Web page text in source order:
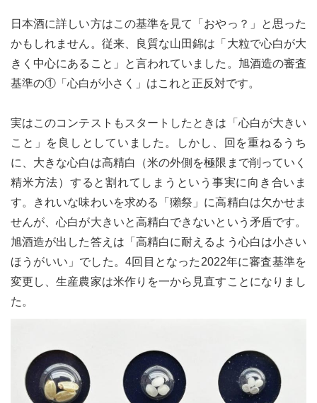
日本酒に詳しい方はこの基準を見て「おやっ？」と思った
かもしれません。従来、良質な山田錦は「大粒で心白が大
きく中心にあること」と言われていました。旭酒造の審査
基準の①「心白が小さく」はこれと正反対です。
実はこのコンテストもスタートしたときは「心白が大きい
こと」を良しとしていました。しかし、回を重ねるうち
に、大きな心白は高精白（米の外側を極限まで削っていく
精米方法）すると割れてしまうという事実に向き合いま
す。きれいな味わいを求める「獺祭」に高精白は欠かせま
せんが、心白が大きいと高精白できないという矛盾です。
旭酒造が出した答えは「高精白に耐えるよう心白は小さい
ほうがいい」でした。4回目となった2022年に審査基準を
変更し、生産農家は米作りを一から見直すことになりまし
た。